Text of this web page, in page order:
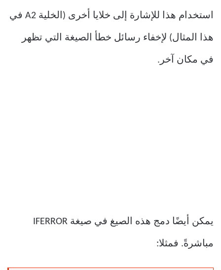
استخدام هذا للإشارة إلى خلايا أخرى (الخلية A2 في
هذا المثال) لإخفاء رسائل خطأ الصيغة التي تظهر
في مكان آخر.
يمكن أيضًا دمج هذه الصيغ في صيغة IFERROR
مباشرةً. فمثلا: